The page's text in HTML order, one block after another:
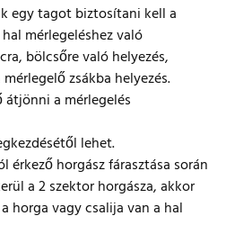
egy tagot biztosítani kell a
mérlegeléshez való
bölcsőre való helyezés,
zsákba helyezés.
átjönni a mérlegelés
lehet.
érkező horgász fárasztása során
a 2 szektor horgásza, akkor
horga vagy csalija van a hal